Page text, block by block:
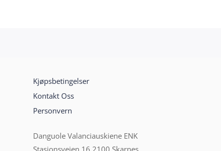
Kjøpsbetingelser
Kontakt Oss
Personvern
Danguole Valanciauskiene ENK
Stasjonsveien 16,2100 Skarnes,